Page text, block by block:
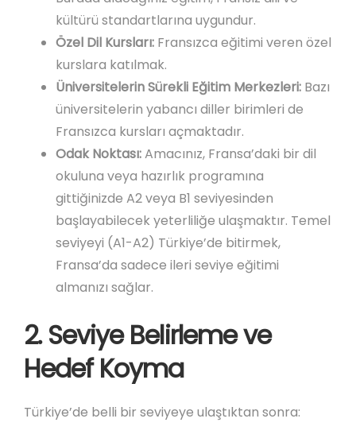
kültürü standartlarına uygundur.
Özel Dil Kursları: Fransızca eğitimi veren özel
kurslara katılmak.
Üniversitelerin Sürekli Eğitim Merkezleri: Bazı
üniversitelerin yabancı diller birimleri de
Fransızca kursları açmaktadır.
Odak Noktası:Amacınız, Fransa’daki bir dil
okuluna veya hazırlık programına
gittiğinizde A2 veya B1 seviyesinden
başlayabilecek yeterliliğe ulaşmaktır. Temel
seviyeyi (A1-A2) Türkiye’de bitirmek,
Fransa’da sadece ileri seviye eğitimi
almanızı sağlar.
2. Seviye Belirleme ve
Hedef Koyma
Türkiye’de belli bir seviyeye ulaştıktan sonra: